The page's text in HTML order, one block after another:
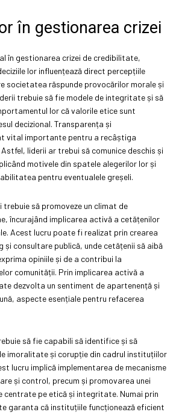
în gestionarea crizei
în gestionarea crizei de credibilitate,
lor influențează direct percepțiile
societatea răspunde provocărilor morale și
trebuie să fie modele de integritate și să
lor că valorile etice sunt
decizional. Transparența și
vital importante pentru a recâștiga
liderii ar trebui să comunice deschis și
motivele din spatele alegerilor lor și
pentru eventualele greșeli.
trebuie să promoveze un climat de
încurajând implicarea activă a cetățenilor
Acest lucru poate fi realizat prin crearea
și consultare publică, unde cetățenii să aibă
opiniile și de a contribui la
comunității. Prin implicarea activă a
dezvolta un sentiment de apartenență și
aspecte esențiale pentru refacerea
să fie capabili să identifice și să
imoralitate și corupție din cadrul instituțiilor
lucru implică implementarea de mecanisme
și control, precum și promovarea unei
centrate pe etică și integritate. Numai prin
garanta că instituțiile funcționează eficient